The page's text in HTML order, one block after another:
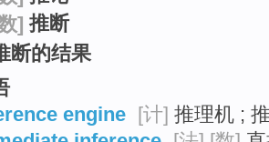
] 推断
断的结果
engine
[计] 推理机 ;